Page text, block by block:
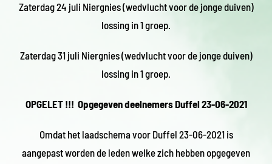
Zaterdag 24 juli Niergnies (wedvlucht voor de jonge duiven)
lossing in 1 groep.
Zaterdag 31 juli Niergnies (wedvlucht voor de jonge duiven)
lossing in 1 groep.
OPGELET !!! Opgegeven deelnemers Duffel 23-06-2021
Omdat het laadschema voor Duffel 23-06-2021 is
aangepast worden de leden welke zich hebben opgegeven